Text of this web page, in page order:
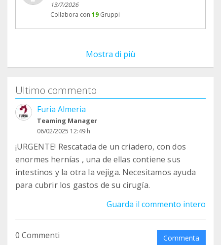
13/7/2026
Collabora con 19 Gruppi
Mostra di più
Ultimo commento
Furia Almeria
Teaming Manager
06/02/2025 12:49 h
¡URGENTE! Rescatada de un criadero, con dos
enormes hernías , una de ellas contiene sus
intestinos y la otra la vejiga. Necesitamos ayuda
para cubrir los gastos de su cirugía.
Guarda il commento intero
0 Commenti Commenta